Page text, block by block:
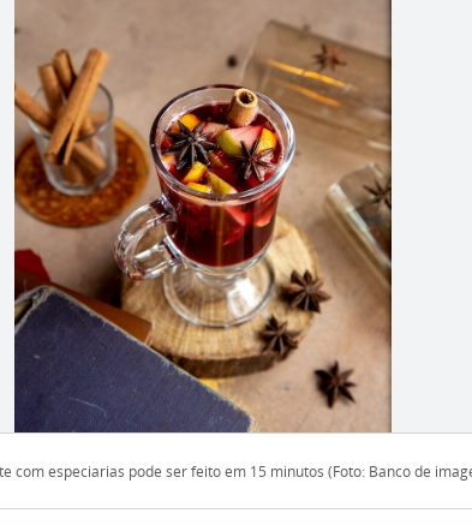
com especiarias pode ser feito em 15 minutos (Foto: Banco de